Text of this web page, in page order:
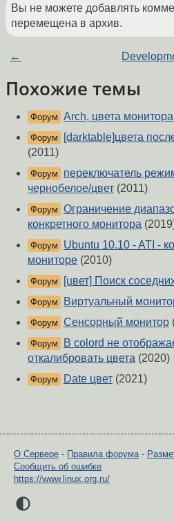
Вы не можете добавлять
перемещена в архив.
←
Похожие темы
Форум Arch, цвета
Форум
[darktable]цвета
(2011)
Форум
переключатель
чернобелое/цвет (2011)
Форум Ограничение
конкретного монитора
Форум
Ubuntu 10.10 - ATI -
мониторе (2010)
Форум [цвет] Поиск
Форум Виртуальный
Форум Сенсорный монитор
Форум
В colord не
откалибровать цвета (2020)
Форум Date цвет (2021)
О Сервере - Правила форума-
Сообщить об ошибке
https://www.linux.org.ru/